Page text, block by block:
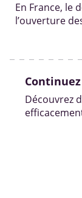
En France, le
l’ouverture
en situation
remplir ?
obtenir des
Découvrez